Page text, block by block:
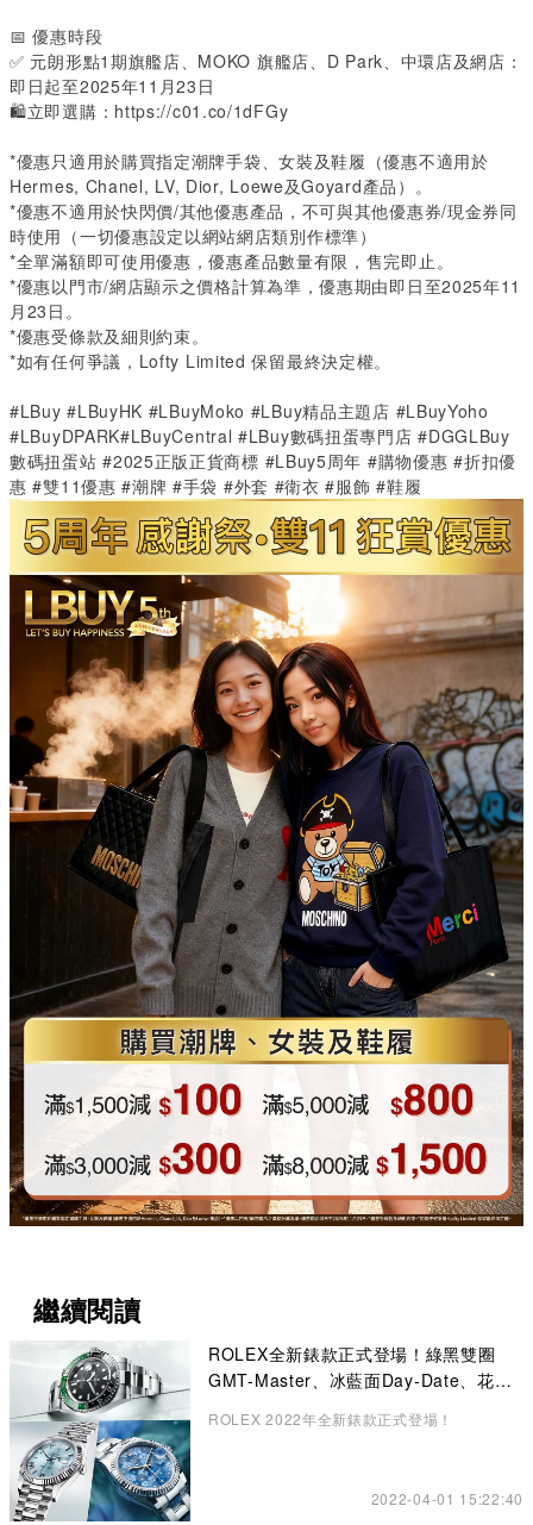
📅 優惠時段
✅ 元朗形點1期旗艦店、MOKO 旗艦店、D Park、中環店及網店：
即日起至2025年11月23日
🛍️立即選購： https://c01.co/1dFGy
*優惠只適用於購買指定潮牌手袋、女裝及鞋履 （優惠不適用於
Hermes, Chanel, LV, Dior, Loewe及Goyard產品 ） 。
*優惠不適用於快閃價/其他優惠產品，不可與其他優惠券/現金券同
時使用（一切優惠設定以網站網店類別作標準）
*全單滿額即可使用優惠，優惠產品數量有限，售完即止。
*優惠以門市/網店顯示之價格計算為準，優惠期由即日至2025年11
月23日。
*優惠受條款及細則約束。
*如有任何爭議， Lofty Limited保留最終決定權。
#LBuy #LBuyHK #LBuyMoko #LBuy精品主題店 #LBuyYoho
#LBuyDPARK#LBuyCentral #LBuy數碼扭蛋專門店 #DGGLBuy
數碼扭蛋站 #2025正版正貨商標 #LBuy5周年 #購物優惠 #折扣優
惠 #雙11優惠 #潮牌 #手袋 #外套 #衛衣 #服飾 #鞋履
繼續閱讀
ROLEX全新錶款正式登場！綠黑雙圈
GMT-Master、冰藍面Day-Date、花卉
ROLEX 2022年全新錶款正式登場！
2022-04-01 15:22:40